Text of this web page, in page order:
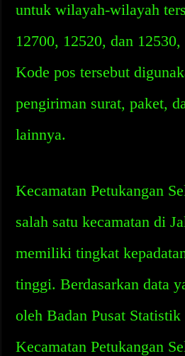
untuk wilayah-wilayah
12700, 12520, dan
Kode pos tersebut
pengiriman surat, paket,
lainnya.
Kecamatan Petukangan
salah satu kecamatan di
memiliki tingkat
tinggi. Berdasarkan data
oleh Badan Pusat Statistik
Kecamatan Petukangan